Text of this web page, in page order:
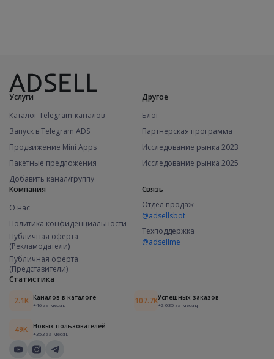
Услуги
Каталог Telegram-каналов
Запуск в Telegram ADS
Продвижение Mini Apps
Пакетные предложения
Добавить канал/группу
Другое
Блог
Партнерская программа
Исследование рынка 2023
Исследование рынка 2025
Компания
О нас
Политика конфиденциальности
Публичная оферта
(Рекламодатели)
Публичная оферта
(Представители)
Связь
Отдел продаж
@adsellsbot
Техподдержка
@adsellme
Статистика
2.1K Каналов в каталоге
+46 за месяц 107.7KУспешных заказов
+2 035 за месяц
49K Новых пользователей
+353 за месяц